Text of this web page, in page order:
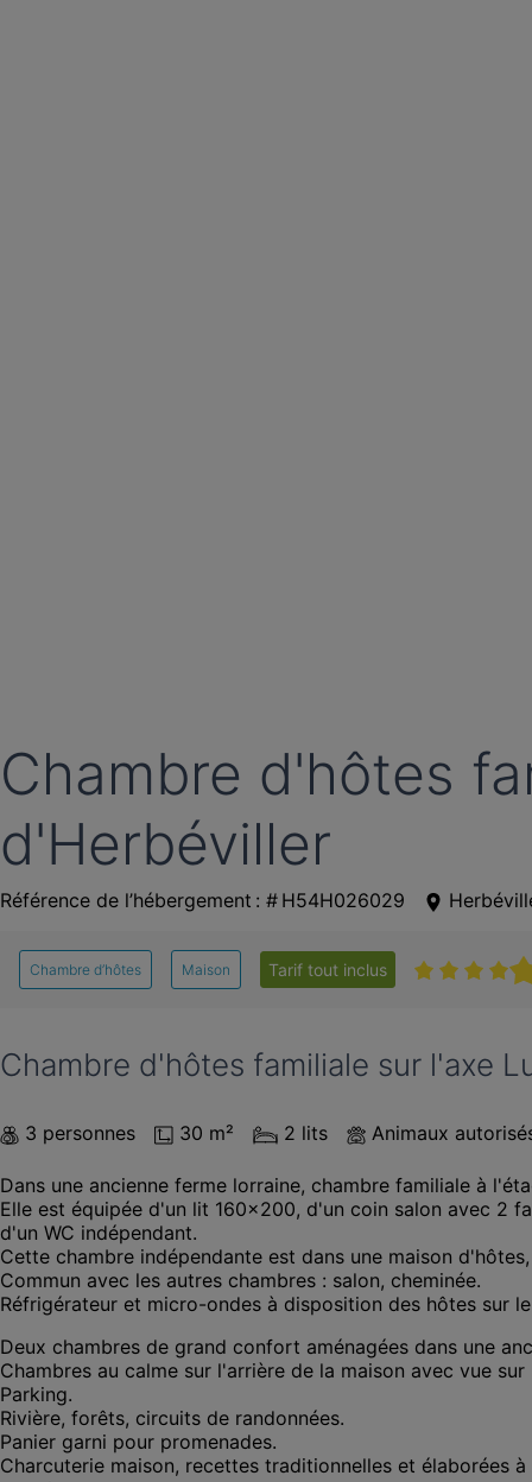
Chambre d'hôtes
d'Herbéviller
Référence de l’hébergement : # H54H026029
Chambre d’hôtes Maison Tarif tout inclus
Chambre d'hôtes familiale sur l'axe
3 personnes 30 m² 2 lits Animaux
Dans une ancienne ferme lorraine, chambre familiale à
Elle est équipée d'un lit 160x200, d'un coin salon avec 2
d'un WC indépendant.
Cette chambre indépendante est dans une maison
Commun avec les autres chambres : salon, cheminée.
Réfrigérateur et micro-ondes à disposition des hôtes sur
Deux chambres de grand confort aménagées dans une
Chambres au calme sur l'arrière de la maison avec vue
Parking.
Rivière, forêts, circuits de randonnées.
Panier garni pour promenades.
Charcuterie maison, recettes traditionnelles et élaborées